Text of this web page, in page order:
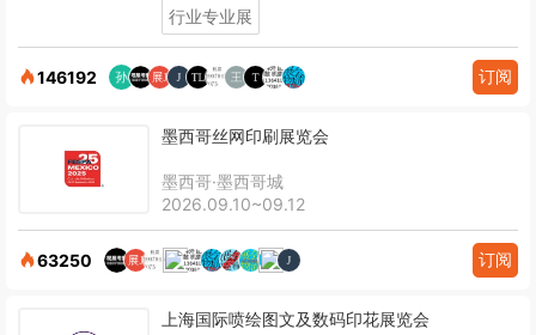
行业专业展
146192 订阅
墨西哥丝网印刷展览会
墨西哥·墨西哥城
2026.09.10~09.12
63250 订阅
上海国际喷绘图文及数码印花展览会